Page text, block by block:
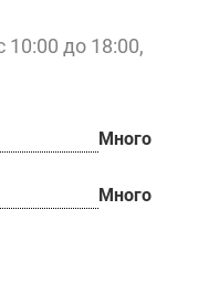
до 18:00,
Много
Много